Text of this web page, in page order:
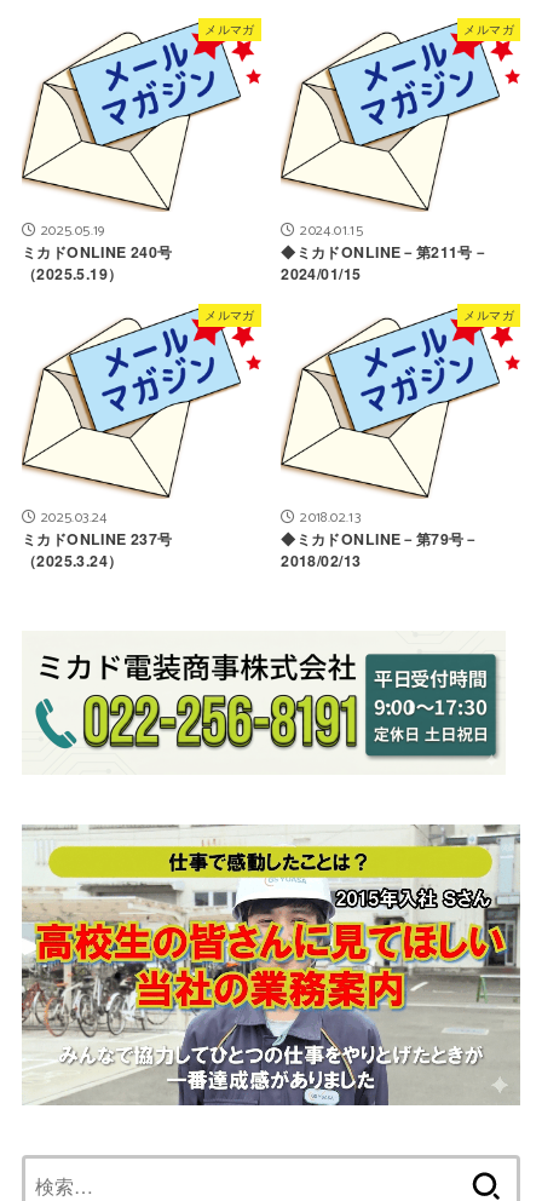
メルマガ
2025.05.19
ミカドONLINE 240号
（2025.5.19）
メルマガ
2024.01.15
◆ミカドONLINE－第211号－
2024/01/15
メルマガ
2025.03.24
ミカドONLINE 237号
（2025.3.24）
メルマガ
2018.02.13
◆ミカドONLINE－第79号－
2018/02/13